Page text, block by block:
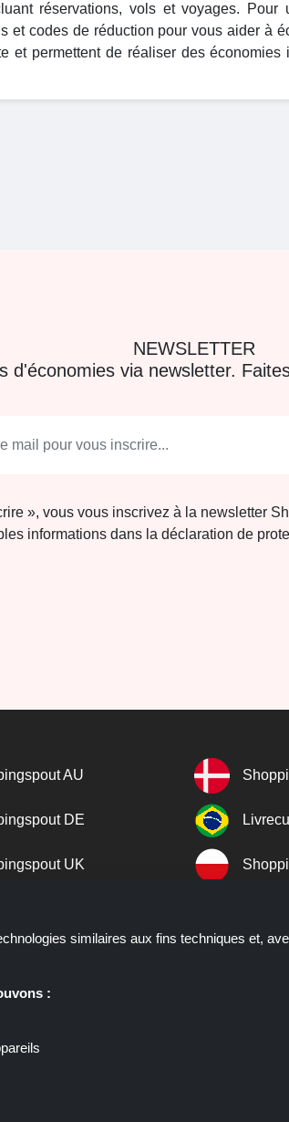
réservations, vols et voyages. Pour
et codes de réduction pour vous aider à
et permettent de réaliser des économies
NEWSLETTER
d'économies via newsletter.
», vous vous inscrivez à la newsletter
informations dans la déclaration de
AU
DE
UK
PT
cliqué sur les liens de ce site,
similaires aux fins techniques et,
: